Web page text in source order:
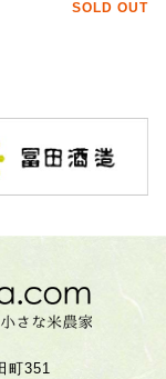
SOLD OUT
町351